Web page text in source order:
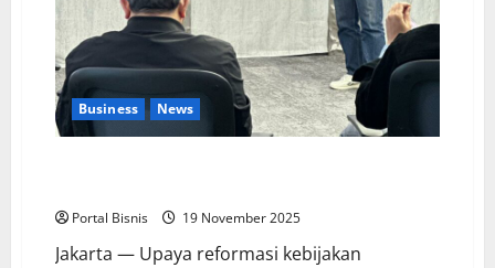
Business News
Portal Bisnis 19 November 2025
Jakarta — Upaya reformasi kebijakan